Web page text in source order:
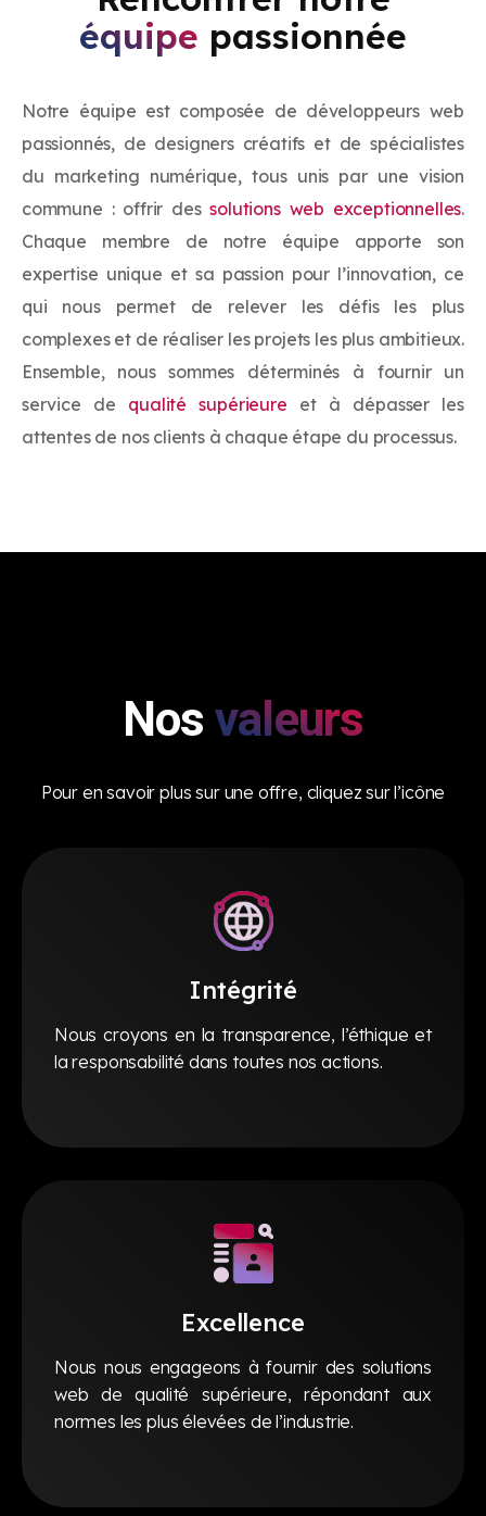
équipe passionnée
Notre équipe est composée de développeurs web
passionnés, de designers créatifs et de spécialistes
du marketing numérique, tous unis par une vision
commune : offrir dessolutions web exceptionnelles.
Chaque membre de notre équipe apporte son
expertise unique et sa passion pour l’innovation, ce
qui nous permet de relever les défis les plus
complexes et de réaliser les projets les plus ambitieux.
Ensemble, nous sommes déterminés à fournir un
service de qualité supérieure et à dépasser les
attentes de nos clients à chaque étape du processus.
Nos valeurs
Pour en savoir plus sur une offre, cliquez sur l’icône
Intégrité
Nous croyons en la transparence, l’éthique et
la responsabilité dans toutes nos actions.
Excellence
Nous nous engageons à fournir des solutions
web de qualité supérieure, répondant aux
normes les plus élevées de l’industrie.